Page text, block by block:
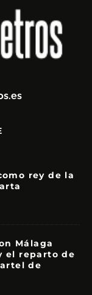
rey de la
Málaga
el reparto de
de